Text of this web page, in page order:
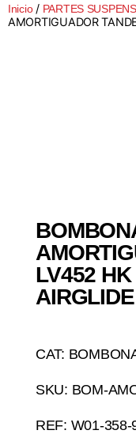
Inicio/ PARTES
AMORTIGUADOR
LV452
CAT:
SKU: BOM-
REF: W01-